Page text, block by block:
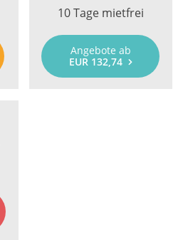
10 Tage mietfrei
Angebote ab
EUR 132,74